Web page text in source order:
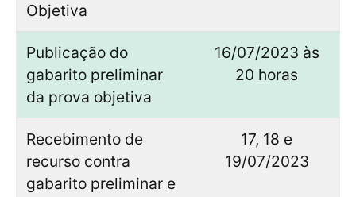
Objetiva
Publicação do
gabarito preliminar
da prova objetiva
16/07/2023 às
20 horas
Recebimento de
recurso contra
gabarito preliminar e
17, 18 e
19/07/2023